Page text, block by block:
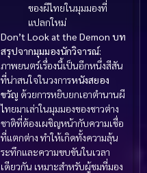
ของผีไทยในมุมมองที่
แปลกใหม่
Don’t Look at the Demon บท
สรุปจากมุมมองนักวิจารณ์:
ภาพยนตร์เรื่องนี้เป็นอีกหนึ่งสีสัน
ที่น่าสนใจในวงการหนังสยอง
ขวัญ ด้วยการหยิบยกเอาตำนานผี
ไทยมาเล่าในมุมมองของชาวต่าง
ชาติที่ต้องเผชิญหน้ากับความเชื่อ
ที่แตกต่าง ทำให้เกิดทั้งความลุ้น
ระทึกและความขบขันในเวลา
เดียวกัน เหมาะสำหรับผู้ชมที่มอง